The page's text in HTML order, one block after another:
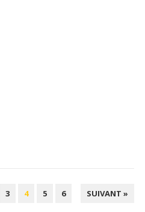
3 4 5 6 SUIVANT »